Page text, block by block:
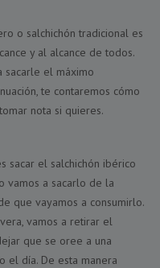
o salchichón tradicional es
y al alcance de todos.
sacarle el máximo
te contaremos cómo
nota si quieres.
sacar el salchichón ibérico
vamos a sacarlo de la
que vayamos a consumirlo.
vamos a retirar el
que se oree a una
el día. De esta manera